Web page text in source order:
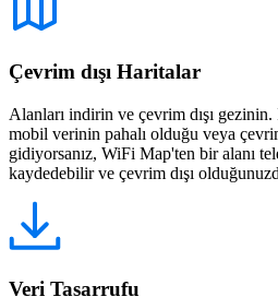
Çevrim dışı Haritalar
Alanları indirin ve çevrim dışı
mobil verinin pahalı olduğu veya
gidiyorsanız, WiFi Map'ten bir alanı
kaydedebilir ve çevrim dışı
Veri Tasarrufu